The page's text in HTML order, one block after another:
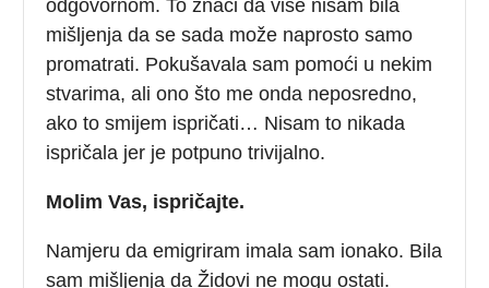
odgovornom. To znači da više nisam bila
mišljenja da se sada može naprosto samo
promatrati. Pokušavala sam pomoći u nekim
stvarima, ali ono što me onda neposredno,
ako to smijem ispričati… Nisam to nikada
ispričala jer je potpuno trivijalno.
Molim Vas, ispričajte.
Namjeru da emigriram imala sam ionako. Bila
sam mišljenja da Židovi ne mogu ostati.